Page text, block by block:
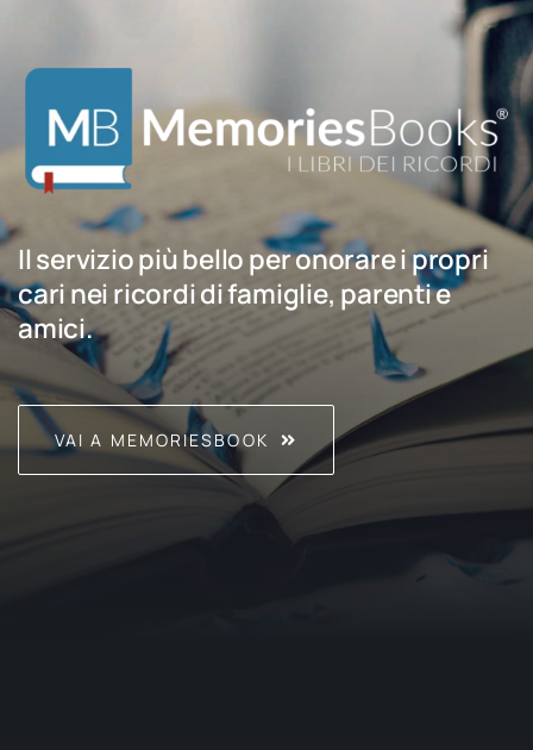
Il servizio più bello per onorare i propri
cari nei ricordi di famiglie, parenti e
amici.
VAI A MEMORIESBOOK